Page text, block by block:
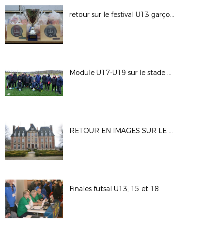
retour sur le festival U13 garçons
Module U17-U19 sur le stade d'Alizay
RETOUR EN IMAGES SUR LE STAGE U13-U14
Finales futsal U13, 15 et 18